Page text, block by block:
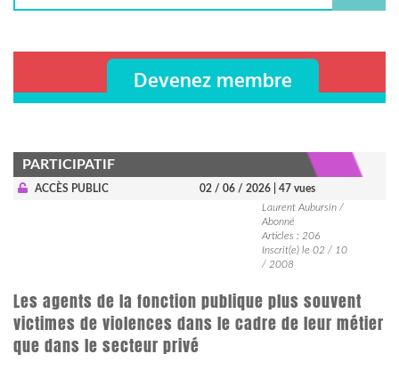
Devenez membre
PARTICIPATIF
ACCÈS PUBLIC 02 / 06 / 2026
| 47 vues
Laurent Aubursin /
Abonné
Articles : 206
Inscrit(e) le 02 / 10
/ 2008
Les agents de la fonction publique plus souvent
victimes de violences dans le cadre de leur métier
que dans le secteur privé